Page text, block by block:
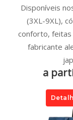
Disponíveis
(3XL-9XL),
conforto,
fabricante
a